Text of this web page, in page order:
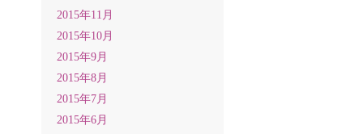
2015年11月
2015年10月
2015年9月
2015年8月
2015年7月
2015年6月